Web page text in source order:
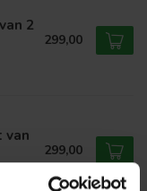
2
299,00
van
299,00